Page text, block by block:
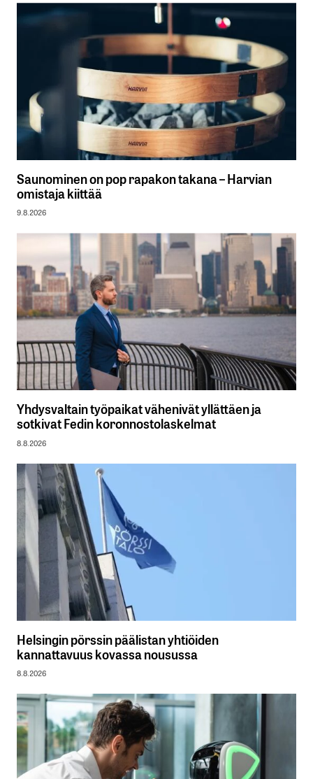
Saunominen on pop rapakon takana – Harvian
omistaja kiittää
9.8.2026
Yhdysvaltain työpaikat vähenivät yllättäen ja
sotkivat Fedin koronnostolaskelmat
8.8.2026
Helsingin pörssin päälistan yhtiöiden
kannattavuus kovassa nousussa
8.8.2026